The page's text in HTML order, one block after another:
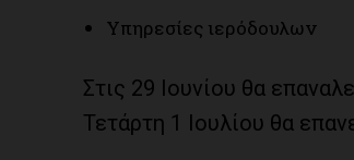
Υπηρεσίες ιερόδουλων
Στις 29 Ιουνίου θα
Τετάρτη 1 Ιουλίου θα